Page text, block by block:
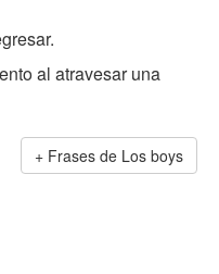
al atravesar una
Frases de Los boys